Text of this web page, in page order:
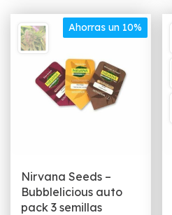
Ahorras un 10%
Nirvana Seeds –
Bubblelicious auto
pack 3 semillas